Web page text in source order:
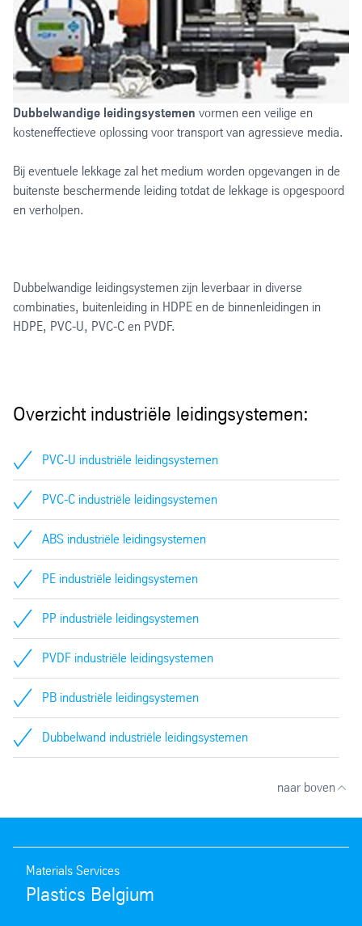
Dubbelwandige leidingsystemen vormen een veilige en
kosteneffectieve oplossing voor transport van agressieve media.
Bij eventuele lekkage zal het medium worden opgevangen in de
buitenste beschermende leiding totdat de lekkage is opgespoord
en verholpen.
Dubbelwandige leidingsystemen zijn leverbaar in diverse
combinaties, buitenleiding in HDPE en de binnenleidingen in
HDPE, PVC-U, PVC-C en PVDF.
Overzicht industriële leidingsystemen:
PVC-U industriële leidingsystemen
PVC-C industriële leidingsystemen
ABS industriële leidingsystemen
PE industriële leidingsystemen
PP industriële leidingsystemen
PVDF industriële leidingsystemen
PB industriële leidingsystemen
Dubbelwand industriële leidingsystemen
naar boven
Materials Services
Plastics Belgium